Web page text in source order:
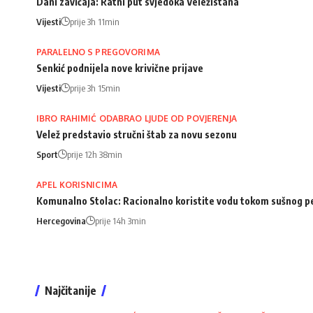
Vijesti prije 3h 11min
PARALELNO S PREGOVORIMA
Senkić podnijela nove krivične prijave
Vijesti prije 3h 15min
IBRO RAHIMIĆ ODABRAO LJUDE OD POVJERENJA
Velež predstavio stručni štab za novu sezonu
Sport prije 12h 38min
APEL KORISNICIMA
Komunalno Stolac: Racionalno koristite vodu tokom sušnog
Hercegovina prije 14h 3min
Najčitanije